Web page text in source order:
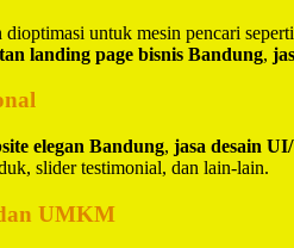
dioptimasi untuk mesin pencari
landing page bisnis Bandung,
elegan Bandung, jasa desain
slider testimonial, dan lain-lain.
UMKM